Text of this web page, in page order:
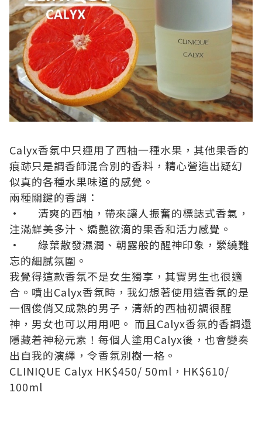
Calyx香氛中只運用了西柚一種水果 ， 其他果香的
痕跡只是調香師混合別的香料，精心營造出疑幻
似真的各種水果味道的感覺。
兩種關鍵的香調：
•
清爽的西柚，帶來讓人振奮的標誌式香氣，
注滿鮮美多汁、嬌艷欲滴的果香和活力感覺。
•
綠葉散發濕潤、朝露般的醒神印象，縈繞難
忘的細膩氛圍。
我覺得這款香氛不是女生獨享，其實男生也很適
合。噴出Calyx香氛時，我幻想著使用這香氛的是
一個俊俏又成熟的男子， 清新的西柚初調很醒
神 ，男女也可以用用吧。 而且Calyx香氛的香調還
隱藏着神秘元素 ！ 每個人塗用Calyx後，也會變奏
出自我的演繹，令香氛別樹一格。
CLINIQUE Calyx HK$450/ 50ml ， HK$610/
100ml